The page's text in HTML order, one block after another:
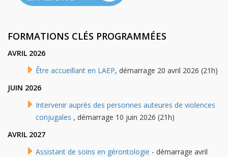
FORMATIONS CLÉS PROGRAMMÉES
AVRIL 2026
Être accueillant en LAEP, démarrage 20 avril 2026 (21h)
JUIN 2026
Intervenir auprès des personnes auteures de violences
conjugales , démarrage 10 juin 2026 (21h)
AVRIL 2027
Assistant de soins en gérontologie - démarrage avril